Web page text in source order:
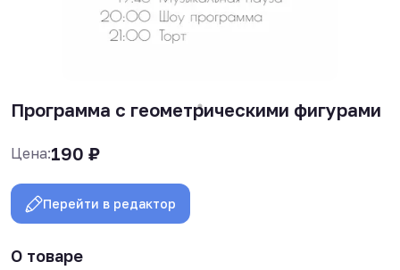
Программа с геометрическими фигурами
Цена:190 ₽
Перейти в редактор
О товаре